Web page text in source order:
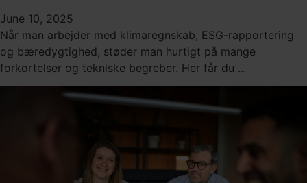
June 10, 2025
Når man arbejder med klimaregnskab, ESG-rapportering
og bæredygtighed, støder man hurtigt på mange
forkortelser og tekniske begreber. Her får du ...